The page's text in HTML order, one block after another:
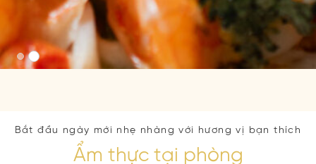
Ẩm thực tại phòng
Bắt đầu ngày mới nhẹ nhàng với hương vị bạn thích